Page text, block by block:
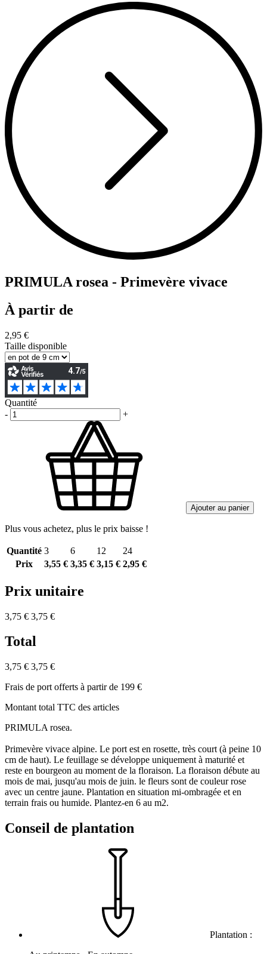
PRIMULA rosea - Primevère vivace
À partir de
2,95 €
Taille disponible
Quantité
-
+
Ajouter au panier
Plus vous achetez, plus le prix baisse !
Quantité 3 6 12
24
Prix
3,55 € 3,35 € 3,15 € 2,95 €
Prix unitaire
3,75 € 3,75 €
Total
3,75 € 3,75 €
Frais de port offerts à partir de 199 €
Montant total TTC des articles
PRIMULA rosea.
Primevère vivace alpine. Le port est en rosette, très court (à peine 10
cm de haut). Le feuillage se développe uniquement à maturité et
reste en bourgeon au moment de la floraison. La floraison débute au
mois de mai, jusqu'au mois de juin. le fleurs sont de couleur rose
avec un centre jaune. Plantation en situation mi-ombragée et en
terrain frais ou humide. Plantez-en 6 au m2.
Conseil de plantation
Plantation :